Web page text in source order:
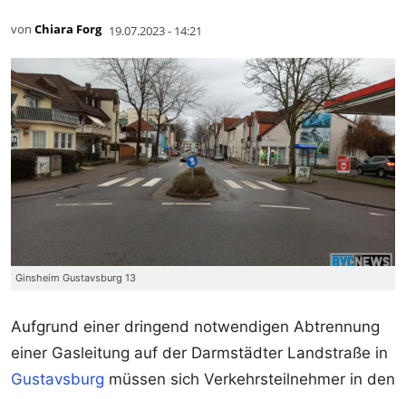
von Chiara Forg 19.07.2023 - 14:21
Ginsheim Gustavsburg 13
Aufgrund einer dringend notwendigen Abtrennung
einer Gasleitung auf der Darmstädter Landstraße in
Gustavsburg müssen sich Verkehrsteilnehmer in den